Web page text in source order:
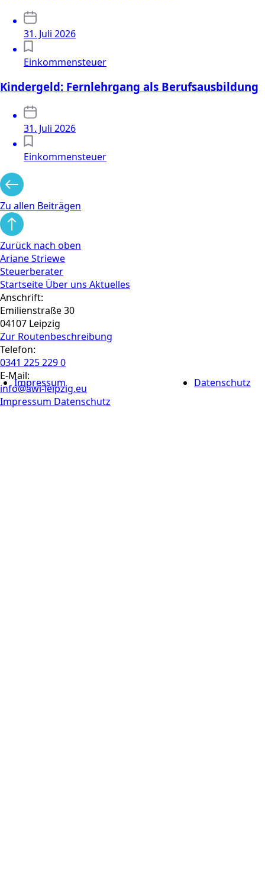
Impressum Datenschutz
31. Juli 2026
Einkommensteuer
Kindergeld: Fernlehrgang als Berufsausbildung
31. Juli 2026
Einkommensteuer
Zu allen Beiträgen
Zurück nach oben
Ariane Striewe
Steuerberater
Startseite Über uns Aktuelles
Anschrift:
Emilienstraße 30
04107 Leipzig
Zur Routen­beschreibung
Telefon:
0341 225 229 0
E-Mail:
info@awi-leipzig.eu
Impressum Datenschutz